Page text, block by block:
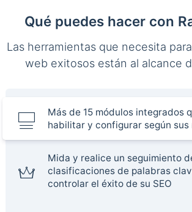
Qué puedes hacer con
Las herramientas que necesita
web exitosos están al alcance
Más de 15 módulos integrados
habilitar y configurar según sus
Mida y realice un seguimiento
clasificaciones de palabras
controlar el éxito de su SEO